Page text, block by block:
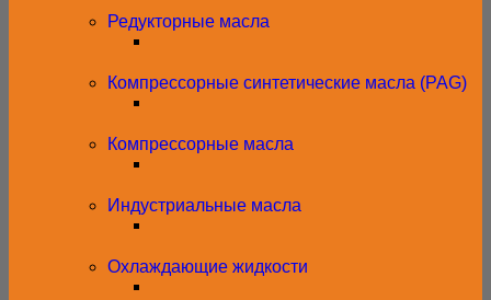
Редукторные масла
Компрессорные синтетические масла (PAG)
Компрессорные масла
Индустриальные масла
Охлаждающие жидкости